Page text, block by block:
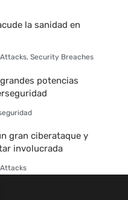
la sanidad en
,Security Breaches
potencias
gran ciberataque y
involucrada
de Barcelona es